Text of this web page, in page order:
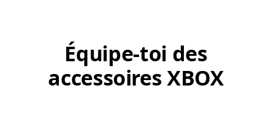
Équipe-toi des
accessoires XBOX